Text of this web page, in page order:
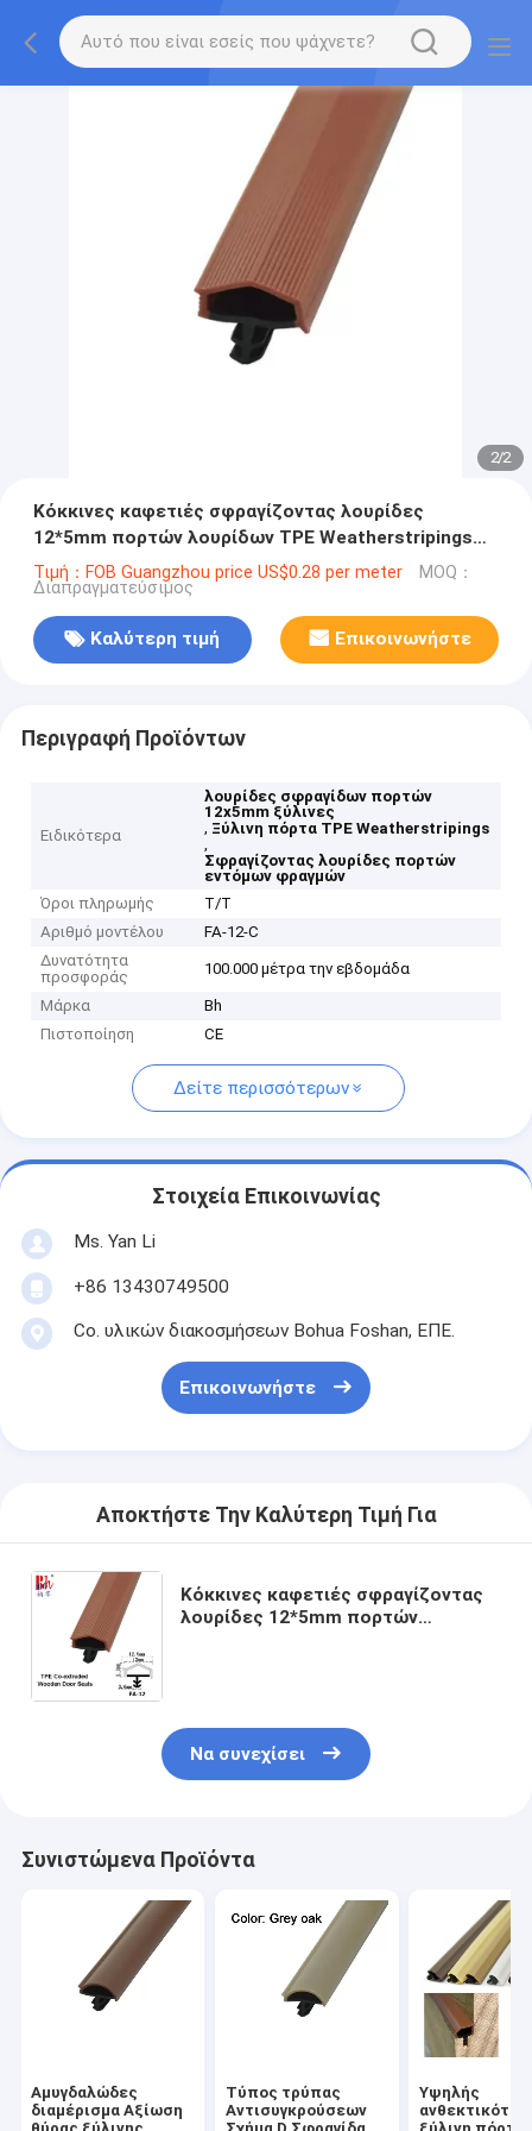
2/2
Κόκκινες καφετιές σφραγίζοντας λουρίδες
12*5mm πορτών λουρίδων TPE Weatherstripings
σφραγίδων πορτών χρώματος ξύλινες
Τιμή：FOB Guangzhou price US$0.28 per meter MOQ：
Διαπραγματεύσιμος
Καλύτερη τιμή Επικοινωνήστε
Περιγραφή Προϊόντων
Ειδικότερα
λουρίδες σφραγίδων πορτών
12x5mm ξύλινες
, Ξύλινη πόρτα TPE Weatherstripings
,
Σφραγίζοντας λουρίδες πορτών
εντόμων φραγμών
Όροι πληρωμής
T/T
Αριθμό μοντέλου
FA-12-C
Δυνατότητα
προσφοράς
100.000 μέτρα την εβδομάδα
Μάρκα
Bh
Πιστοποίηση
CE
Δείτε περισσότερων
Στοιχεία Επικοινωνίας
Ms. Yan Li
+86 13430749500
Co. υλικών διακοσμήσεων Bohua Foshan, ΕΠΕ.
Επικοινωνήστε
Αποκτήστε Την Καλύτερη Τιμή Για
Κόκκινες καφετιές σφραγίζοντας
λουρίδες 12*5mm πορτών
Να συνεχίσει
Συνιστώμενα Προϊόντα
Αμυγδαλώδες
διαμέρισμα Αξίωση
Τύπος τρύπας
Αντισυγκρούσεων
Υψηλής